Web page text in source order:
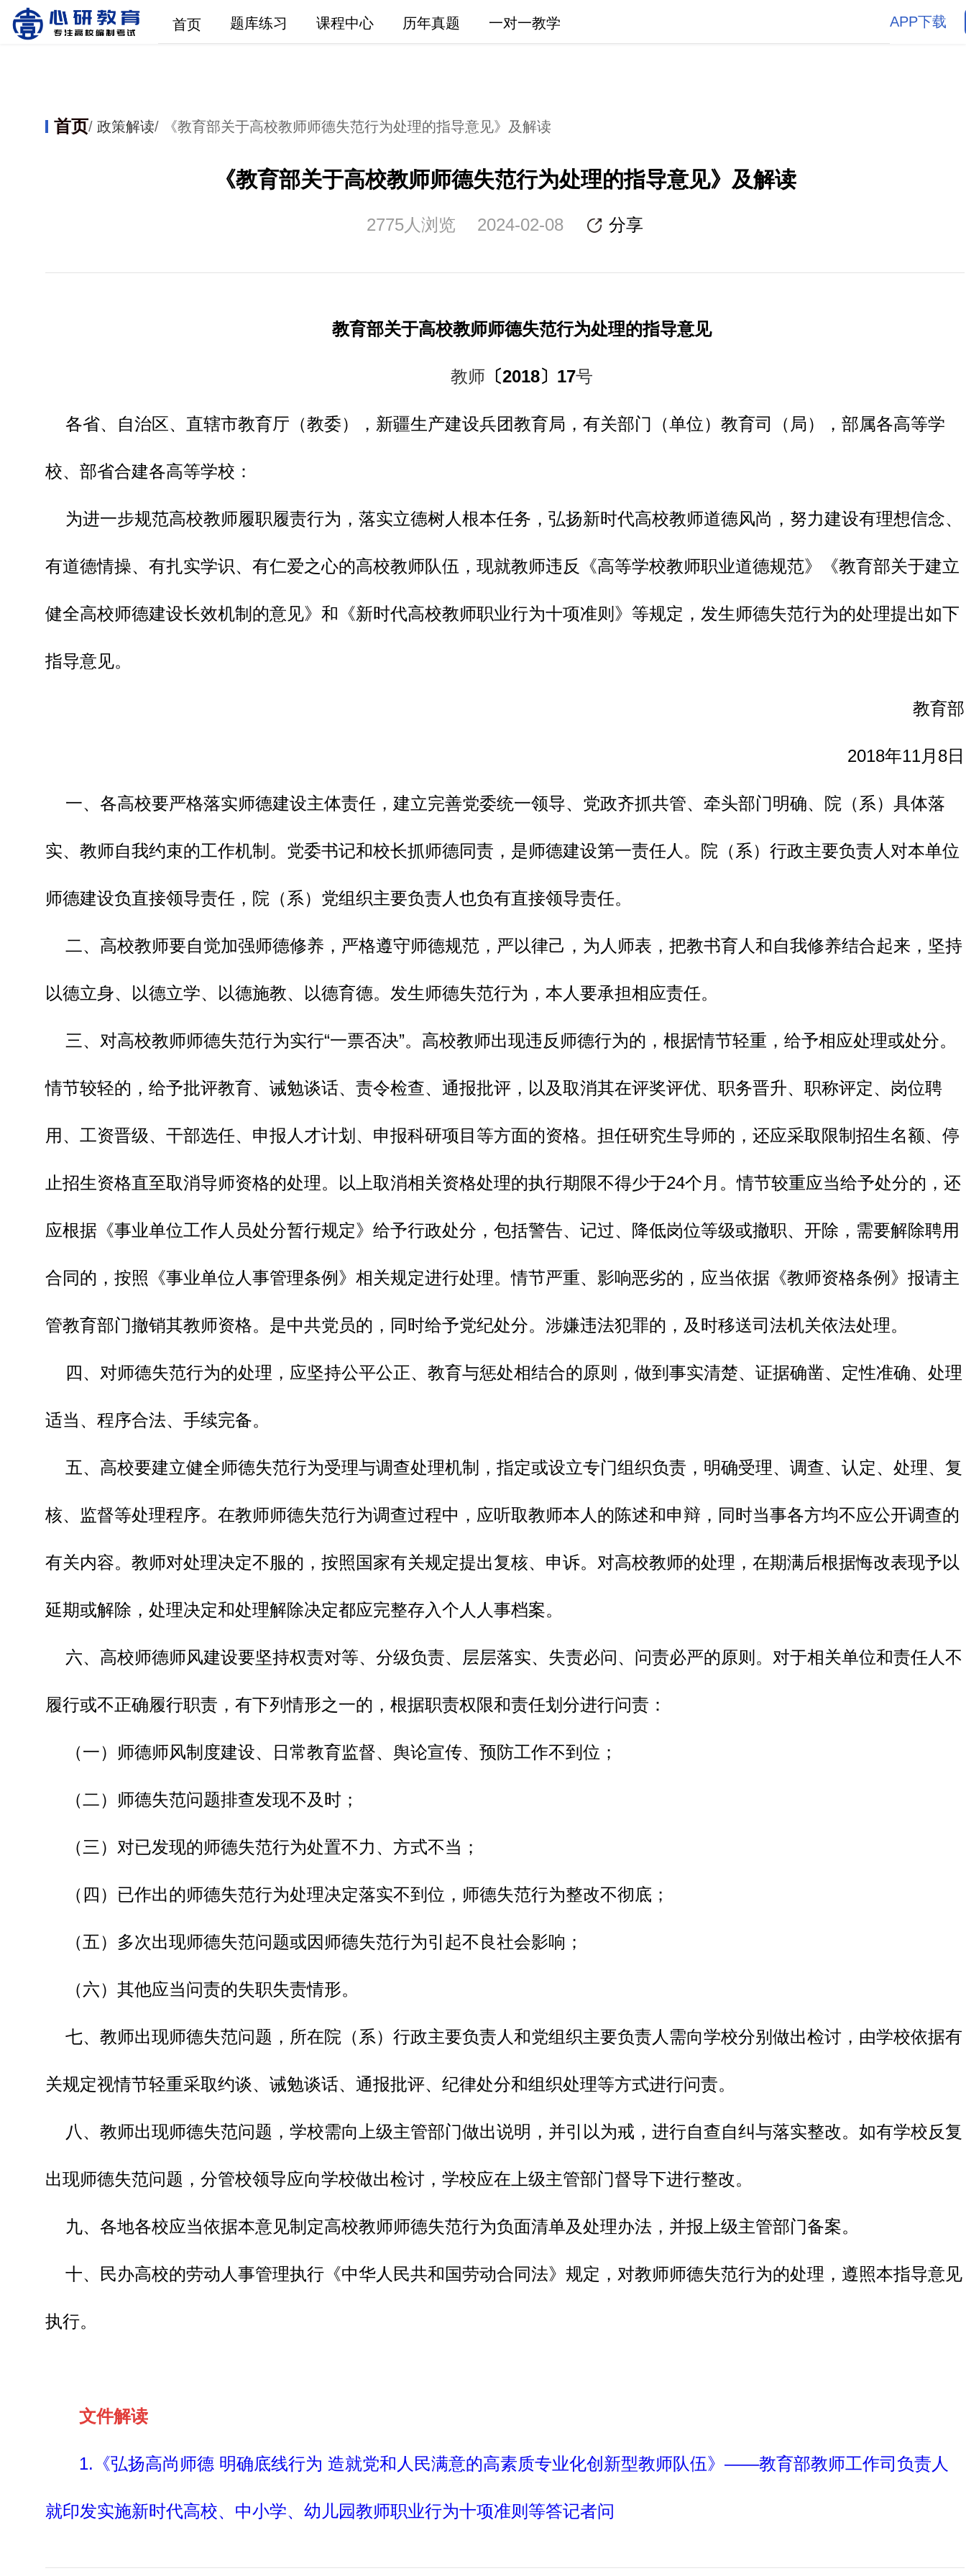
首页 题库练习 课程中心 历年真题 一对一教学 APP下载
首页/ 政策解读/ 《教育部关于高校教师师德失范行为处理的指导意见》及解读
《教育部关于高校教师师德失范行为处理的指导意见》及解读
2775人浏览 2024-02-08 分享
教育部关于高校教师师德失范行为处理的指导意见
教师 〔2018〕17号
各省、自治区、直辖市教育厅（教委），新疆生产建设兵团教育局，有关部门（单位）教育司（局），部属各高等学
校、部省合建各高等学校：
为进一步规范高校教师履职履责行为，落实立德树人根本任务，弘扬新时代高校教师道德风尚，努力建设有理想信念、
有道德情操、有扎实学识、有仁爱之心的高校教师队伍，现就教师违反《高等学校教师职业道德规范》《教育部关于建立
健全高校师德建设长效机制的意见》和《新时代高校教师职业行为十项准则》等规定，发生师德失范行为的处理提出如下
指导意见。
教育部
2018年11月8日
一、各高校要严格落实师德建设主体责任，建立完善党委统一领导、党政齐抓共管、牵头部门明确、院（系）具体落
实、教师自我约束的工作机制。党委书记和校长抓师德同责，是师德建设第一责任人。院（系）行政主要负责人对本单位
师德建设负直接领导责任，院（系）党组织主要负责人也负有直接领导责任。
二、高校教师要自觉加强师德修养，严格遵守师德规范，严以律己，为人师表，把教书育人和自我修养结合起来，坚持
以德立身、以德立学、以德施教、以德育德。发生师德失范行为，本人要承担相应责任。
三、对高校教师师德失范行为实行“一票否决”。高校教师出现违反师德行为的，根据情节轻重，给予相应处理或处分。
情节较轻的，给予批评教育、诫勉谈话、责令检查、通报批评，以及取消其在评奖评优、职务晋升、职称评定、岗位聘
用、工资晋级、干部选任、申报人才计划、申报科研项目等方面的资格。担任研究生导师的，还应采取限制招生名额、停
止招生资格直至取消导师资格的处理。以上取消相关资格处理的执行期限不得少于24个月。情节较重应当给予处分的，还
应根据《事业单位工作人员处分暂行规定》给予行政处分，包括警告、记过、降低岗位等级或撤职、开除，需要解除聘用
合同的，按照《事业单位人事管理条例》相关规定进行处理。情节严重、影响恶劣的，应当依据《教师资格条例》报请主
管教育部门撤销其教师资格。是中共党员的，同时给予党纪处分。涉嫌违法犯罪的，及时移送司法机关依法处理。
四、对师德失范行为的处理，应坚持公平公正、教育与惩处相结合的原则，做到事实清楚、证据确凿、定性准确、处理
适当、程序合法、手续完备。
五、高校要建立健全师德失范行为受理与调查处理机制，指定或设立专门组织负责，明确受理、调查、认定、处理、复
核、监督等处理程序。在教师师德失范行为调查过程中，应听取教师本人的陈述和申辩，同时当事各方均不应公开调查的
有关内容。教师对处理决定不服的，按照国家有关规定提出复核、申诉。对高校教师的处理，在期满后根据悔改表现予以
延期或解除，处理决定和处理解除决定都应完整存入个人人事档案。
六、高校师德师风建设要坚持权责对等、分级负责、层层落实、失责必问、问责必严的原则。对于相关单位和责任人不
履行或不正确履行职责，有下列情形之一的，根据职责权限和责任划分进行问责：
（一）师德师风制度建设、日常教育监督、舆论宣传、预防工作不到位；
（二）师德失范问题排查发现不及时；
（三）对已发现的师德失范行为处置不力、方式不当；
（四）已作出的师德失范行为处理决定落实不到位，师德失范行为整改不彻底；
（五）多次出现师德失范问题或因师德失范行为引起不良社会影响；
（六）其他应当问责的失职失责情形。
七、教师出现师德失范问题，所在院（系）行政主要负责人和党组织主要负责人需向学校分别做出检讨，由学校依据有
关规定视情节轻重采取约谈、诫勉谈话、通报批评、纪律处分和组织处理等方式进行问责。
八、教师出现师德失范问题，学校需向上级主管部门做出说明，并引以为戒，进行自查自纠与落实整改。如有学校反复
出现师德失范问题，分管校领导应向学校做出检讨，学校应在上级主管部门督导下进行整改。
九、各地各校应当依据本意见制定高校教师师德失范行为负面清单及处理办法，并报上级主管部门备案。
十、民办高校的劳动人事管理执行《中华人民共和国劳动合同法》规定，对教师师德失范行为的处理，遵照本指导意见
执行。
文件解读
1.《弘扬高尚师德 明确底线行为 造就党和人民满意的高素质专业化创新型教师队伍》——教育部教师工作司负责人
就印发实施新时代高校、中小学、幼儿园教师职业行为十项准则等答记者问